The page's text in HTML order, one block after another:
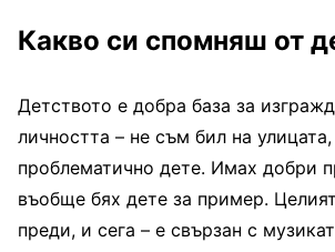
Какво си спомняш от
Детството е добра база за
личността – не съм бил на улицата,
проблематично дете. Имах добри
въобще бях дете за пример.
преди, и сега – е свързан с